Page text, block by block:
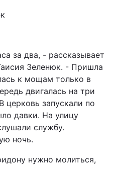
за два, - рассказывает
Зеленюк. - Пришла
к мощам только в
двигалась на три
церковь запускали по
давки. На улицу
службу.
ночь.
нужно молиться,